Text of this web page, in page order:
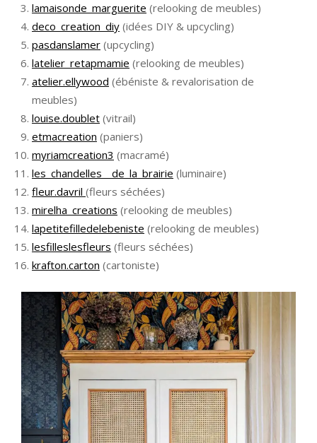
lamaisonde_marguerite (relooking de meubles)
deco_creation_diy (idées DIY & upcycling)
pasdanslamer (upcycling)
latelier_retapmamie (relooking de meubles)
atelier.ellywood (ébéniste & revalorisation de
meubles)
louise.doublet (vitrail)
etmacreation (paniers)
myriamcreation3 (macramé)
les_chandelles__de_la_brairie (luminaire)
fleur.davril (fleurs séchées)
mirelha_creations (relooking de meubles)
lapetitefilledelebeniste (relooking de meubles)
lesfilleslesfleurs (fleurs séchées)
krafton.carton (cartoniste)